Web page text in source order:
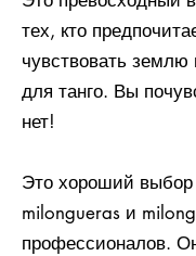
тех, кто
чувствовать землю
для танго. Вы
нет!
Это хороший
milongueras и
профессионалов.